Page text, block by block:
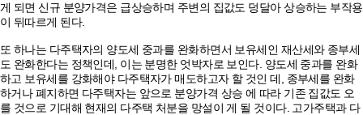
게 되면 신규 분양가격은 급상승하며 주변의 집값도 덩달아 상승하는 부작용
이 뒤따르게 된다.
또 하나는 다주택자의 양도세 중과를 완화하면서 보유세인 재산세와 종부세
도 완화한다는 정책인데, 이는 분명한 엇박자로 보인다. 양도세 중과를 완화
하고 보유세를 강화해야 다주택자가 매도하고자 할 것인 데, 종부세를 완화
하거나 폐지하면 다주택자는 앞으로 분양가격 상승 에 따라 기존 집값도 오
를 것으로 기대해 현재의 다주택 처분을 망설이 게 될 것이다. 고가주택과 다